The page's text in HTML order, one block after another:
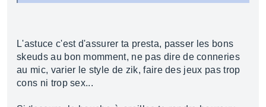
L'astuce c'est d'assurer ta presta, passer les bons
skeuds au bon momment, ne pas dire de conneries
au mic, varier le style de zik, faire des jeux pas trop
cons ni trop sex...